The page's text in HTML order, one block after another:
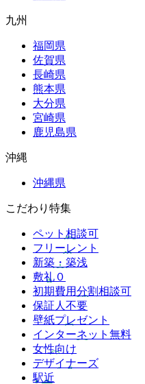
九州
福岡県
佐賀県
長崎県
熊本県
大分県
宮崎県
鹿児島県
沖縄
沖縄県
こだわり特集
ペット相談可
フリーレント
新築・築浅
敷礼０
初期費用分割相談可
保証人不要
壁紙プレゼント
インターネット無料
女性向け
デザイナーズ
駅近